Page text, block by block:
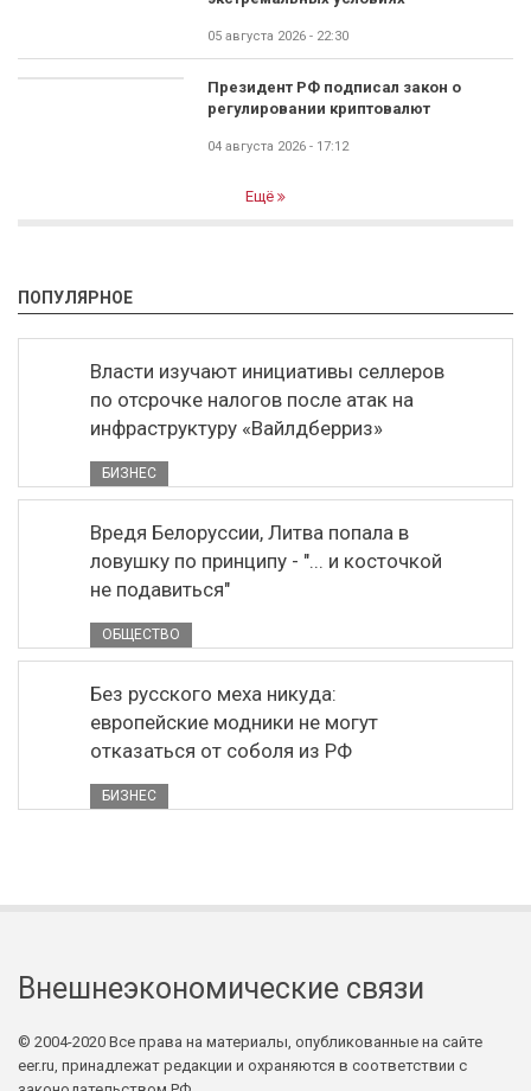
05 августа 2026 - 22:30
Президент РФ подписал закон о
регулировании криптовалют
04 августа 2026 - 17:12
Ещё
ПОПУЛЯРНОЕ
Власти изучают инициативы селлеров
по отсрочке налогов после атак на
инфраструктуру «Вайлдберриз»
БИЗНЕС
Вредя Белоруссии, Литва попала в
ловушку по принципу - "... и косточкой
не подавиться"
ОБЩЕСТВО
Без русского меха никуда:
европейские модники не могут
отказаться от соболя из РФ
БИЗНЕС
Внешнеэкономические связи
© 2004-2020 Все права на материалы, опубликованные на сайте
eer.ru, принадлежат редакции и охраняются в соответствии с